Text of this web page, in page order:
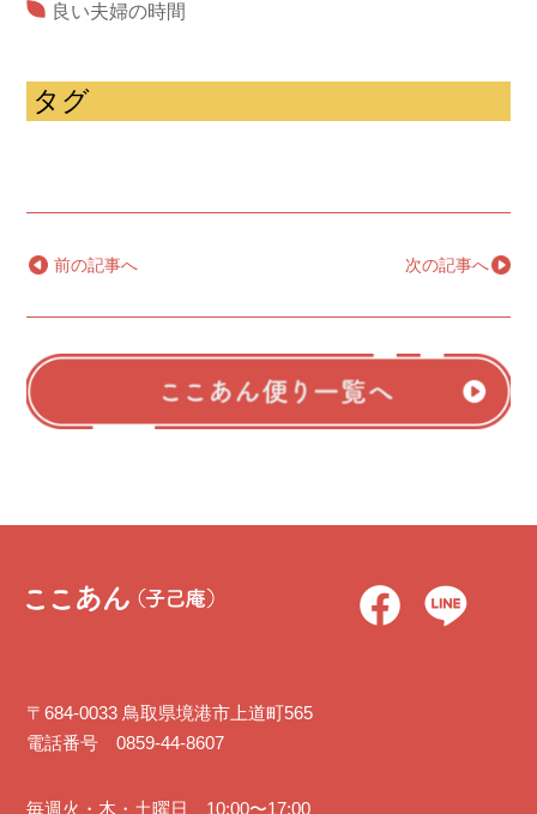
良い夫婦の時間
タグ
← 前の記事へ 次の記事へ→
〒684-0033 鳥取県境港市上道町565
電話番号 0859-44-8607
毎週火・木・土曜日 10:00〜17:00